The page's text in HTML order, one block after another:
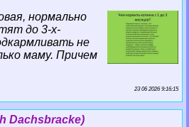
нормально
до 3-х-
не
маму. Причем
23 06 2026 9:16:15
Dachsbracke)